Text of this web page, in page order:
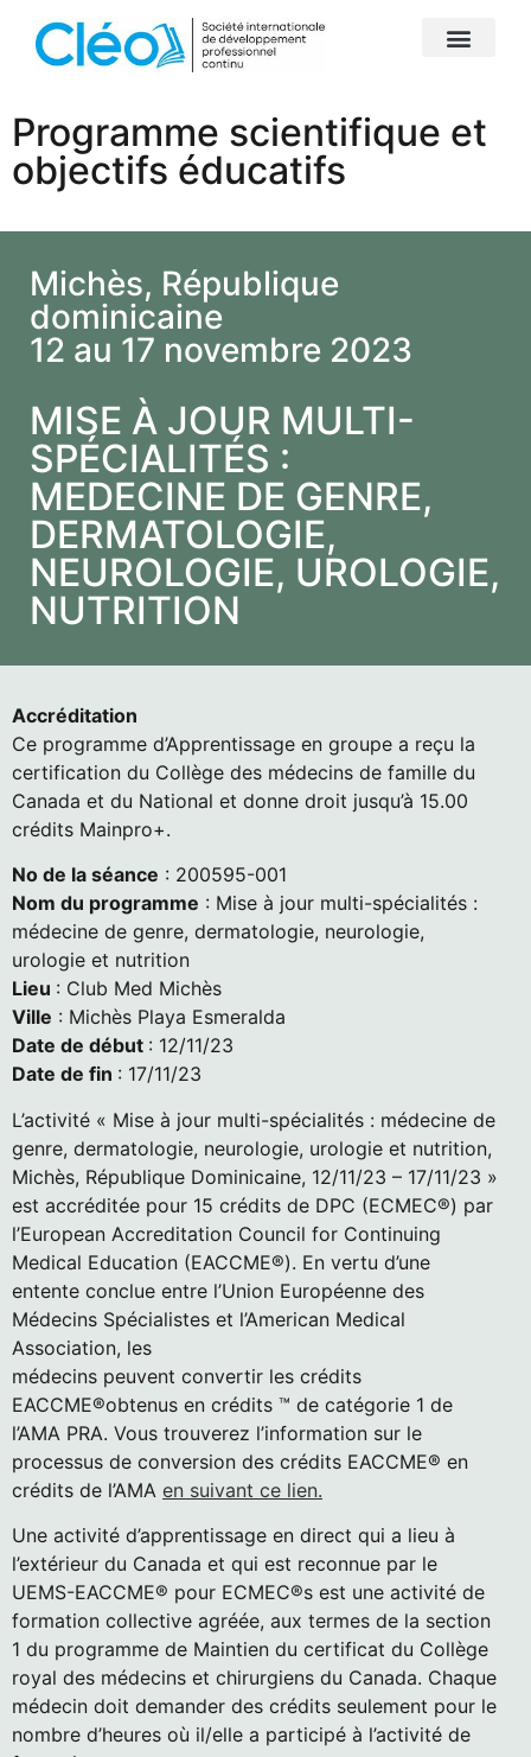
Programme scientifique et
objectifs éducatifs
Michès, République
dominicaine
12 au 17 novembre 2023
MISE À JOUR MULTI-
SPÉCIALITÉS :
MEDECINE DE GENRE,
DERMATOLOGIE,
NEUROLOGIE, UROLOGIE,
NUTRITION
Accréditation
Ce programme d’Apprentissage en groupe a reçu la
certification du Collège des médecins de famille du
Canada et du National et donne droit jusqu’à 15.00
crédits Mainpro+.
No de la séance : 200595-001
Nom du programme : Mise à jour multi-spécialités :
médecine de genre, dermatologie, neurologie,
urologie et nutrition
Lieu : Club Med Michès
Ville : Michès Playa Esmeralda
Date de début : 12/11/23
Date de fin : 17/11/23
L’activité « Mise à jour multi-spécialités : médecine de
genre, dermatologie, neurologie, urologie et nutrition,
Michès, République Dominicaine, 12/11/23 – 17/11/23 »
est accréditée pour 15 crédits de DPC (ECMEC®) par
l’European Accreditation Council for Continuing
Medical Education (EACCME®). En vertu d’une
entente conclue entre l’Union Européenne des
Médecins Spécialistes et l’American Medical
Association, les
médecins peuvent convertir les crédits
EACCME®obtenus en crédits ™ de catégorie 1 de
l’AMA PRA. Vous trouverez l’information sur le
processus de conversion des crédits EACCME® en
crédits de l’AMA en suivant ce lien.
Une activité d’apprentissage en direct qui a lieu à
l’extérieur du Canada et qui est reconnue par le
UEMS-EACCME® pour ECMEC®s est une activité de
formation collective agréée, aux termes de la section
1 du programme de Maintien du certificat du Collège
royal des médecins et chirurgiens du Canada. Chaque
médecin doit demander des crédits seulement pour le
nombre d’heures où il/elle a participé à l’activité de